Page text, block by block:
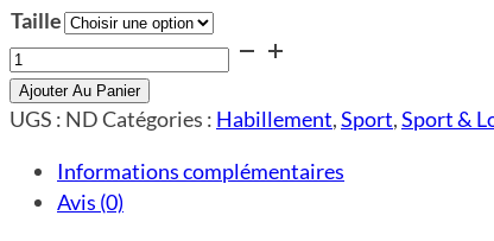
Taille
quantité
de
Survêtement
Ajouter Au Panier
UGS : NDCatégories : Habillement,Sport,Sport &
Informations complémentaires
Avis (0)